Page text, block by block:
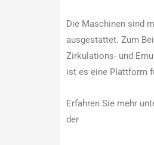
Die Maschinen sind
ausgestattet. Zum
Zirkulations- und
ist es eine Plattform
Erfahren Sie mehr
der